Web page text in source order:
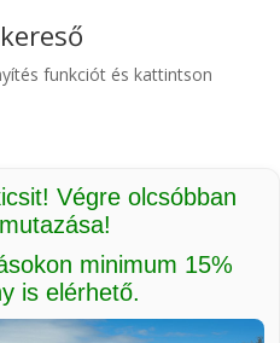
funkciót és kattintson
Végre olcsóbban
minimum 15%
is elérhető.